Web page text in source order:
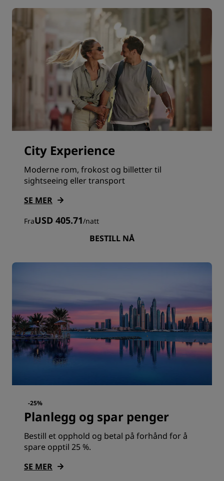
City Experience
Moderne rom, frokost og billetter til
sightseeing eller transport
SE MER
FraUSD 405.71/natt
BESTILL NÅ
-25%
Planlegg og spar penger
Bestill et opphold og betal på forhånd for å
spare opptil 25 %.
SE MER